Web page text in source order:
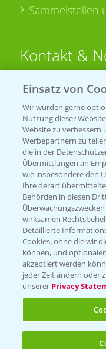
Sammelstellen
Kontakt &
Beratung
T.+49
KONTAKT
Hilfe in
T.+49
Einsatz von
Wir würden gerne
Nutzung dieser
Website zu
Werbepartnern zu
die in der
Übermittlungen an
wie insbesondere den
Ihre derart
Behörden in diesen
wirksamen
Detaillierte
Cookies, ohne die wir
können, und
akzeptiert werden
jeder Zeit ändern oder
unserer Privacy